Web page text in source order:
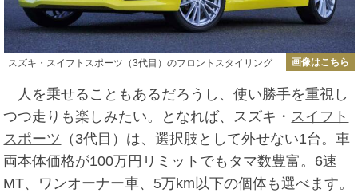
スズキ・スイフトスポーツ（3代目）のフロントスタイリング 画像はこちら
人を乗せることもあるだろうし、使い勝手を重視し
つつ走りも楽しみたい。となれば、スズキ・ スイフト
スポーツ
（3代目）は、選択肢として外せない1台。車
両本体価格が100万円リミットでもタマ数豊富。6速
MT、ワンオーナー車、5万km以下の個体も選べます。